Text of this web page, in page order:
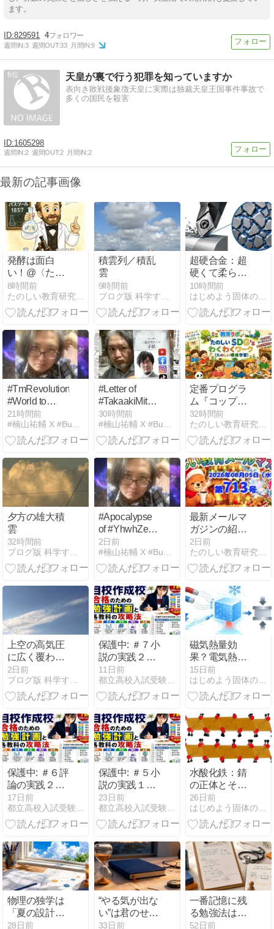
ます。
829591 4
週間IN:3 週間OUT:33 月間IN:9
6 天皇が裏で行う犯罪を知っていますか
表向き敗戦後象徴天皇に実際は独裁天皇王国事件事故で
多くの国民を殺害
1605298
週間IN:2 週間OUT:2 月間IN:2
最新の記事画像
発酵は面白
い！@〈たの
しい教育メー
ルマガジン〉
最新刊の反響
の基礎研究
〈見えない生
き物たちの世
界〉
8時間前
たのしい教育研究所公式サイト RIDE 楽しい教育研究所
積雲列／積乱
雲
9時間前
ブログ版 科学する空
超硬合金：超
硬くて柔らか
い材料
10時間前
はじめよう固体の科学
#TmRevolution
#World to
#Local
#Economy !?
21時間前
#楠山祐輔 X #BusinessMultiMedia
#Letter of
#TakaakiMitsuhashi
of #Japan !?
30時間前
#楠山祐輔 X #BusinessMultiMedia
定番プログラ
ム『コップタ
ワービルディ
ング』@楽し
い福祉＆教育
おじいちゃん
にも大人気
32時間前
たのしい教育研究所公式サイト RIDE 楽しい教育研究所
夕方の雄大積
雲
32時間前
ブログ版 科学する空
#Apocalypse
of #YhwhZero
#WorldOrder
!?
2日前
#楠山祐輔 X #BusinessMultiMedia
最新メールマ
ガジンの紹介
@楽しい福祉
「他の子がで
きるようにす
支援教育
か？」
2日前
たのしい教育研究所公式サイト RIDE 楽しい教育研究所
上空の高気圧
に広く覆われ
る場
2日前
ブログ版 科学する空
保護中: ＃７小
説の実践２｜
国語読解力養
成講座
11日前
都立高校入試受験戦略サイト｜都立受験のストラテジー
磁気熱量効
果？電気熱量
効果？：様々
な熱量効果の
原理
15日前
はじめよう固体の科学
保護中: ＃６評
論の実践２｜
国語読解力養
成講座
17日前
都立高校入試受験戦略サイト｜都立受験のストラテジー
保護中: ＃５小
説の実践１｜
国語読解力養
成講座
23日前
都立高校入試受験戦略サイト｜都立受験のストラテジー
水酸化鉄：錆
の正体とその
応用
26日前
はじめよう固体の科学
物理の独学は
「夏の設計」
で決まる ― 高
28日前
“やる気が出な
い”は君のせい
じゃない ― 未
33日前
一番記憶に残
る勉強法は
「人に教える
52日前